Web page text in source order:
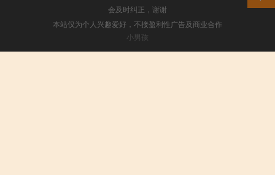
会及时纠正，谢谢
本站仅为个人兴趣爱好，不接盈利性广告及商业合作
小男孩